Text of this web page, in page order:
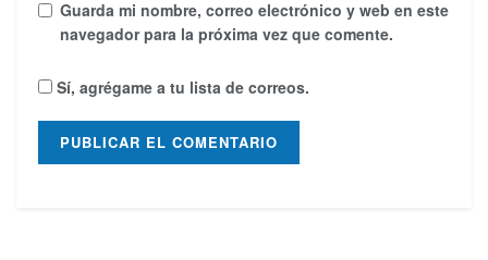
Guarda mi nombre, correo electrónico y web en este
navegador para la próxima vez que comente.
Sí, agrégame a tu lista de correos.